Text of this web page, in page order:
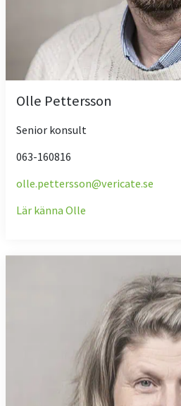
Olle Pettersson
Senior konsult
063-160816
olle.pettersson@vericate.se
Lär känna Olle